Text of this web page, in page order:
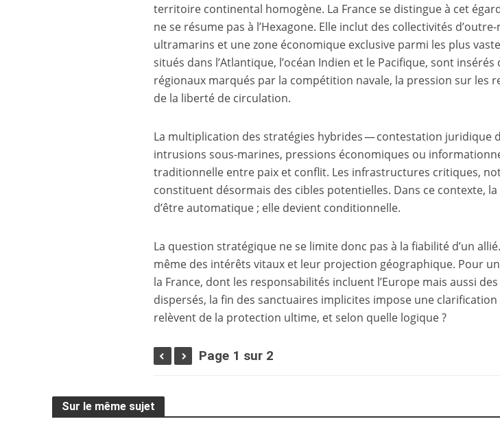
territoire continental homogène. La France se distingue à cet
ne se résume pas à l’Hexagone. Elle inclut des collectivités
ultramarins et une zone économique exclusive parmi les plus
situés dans l’Atlantique, l’océan Indien et le Pacifique, sont
régionaux marqués par la compétition navale, la pression sur les
de la liberté de circulation.
La multiplication des stratégies hybrides — contestation juridique
intrusions sous-marines, pressions économiques ou
traditionnelle entre paix et conflit. Les infrastructures critiques,
constituent désormais des cibles potentielles. Dans ce contexte,
d’être automatique ; elle devient conditionnelle.
La question stratégique ne se limite donc pas à la fiabilité d’un
même des intérêts vitaux et leur projection géographique. Pour
la France, dont les responsabilités incluent l’Europe mais aussi
dispersés, la fin des sanctuaires implicites impose une
relèvent de la protection ultime, et selon quelle logique ?
Page 1 sur 2
Sur le même sujet